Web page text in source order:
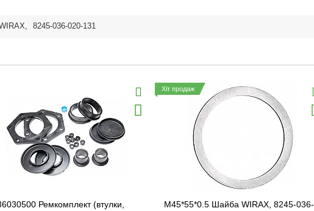
, 8245-036-020-131
Ремкомплект (втулки,
Хіт продаж
M45*55*0.5 Шайба WIRAX, 8245-036-